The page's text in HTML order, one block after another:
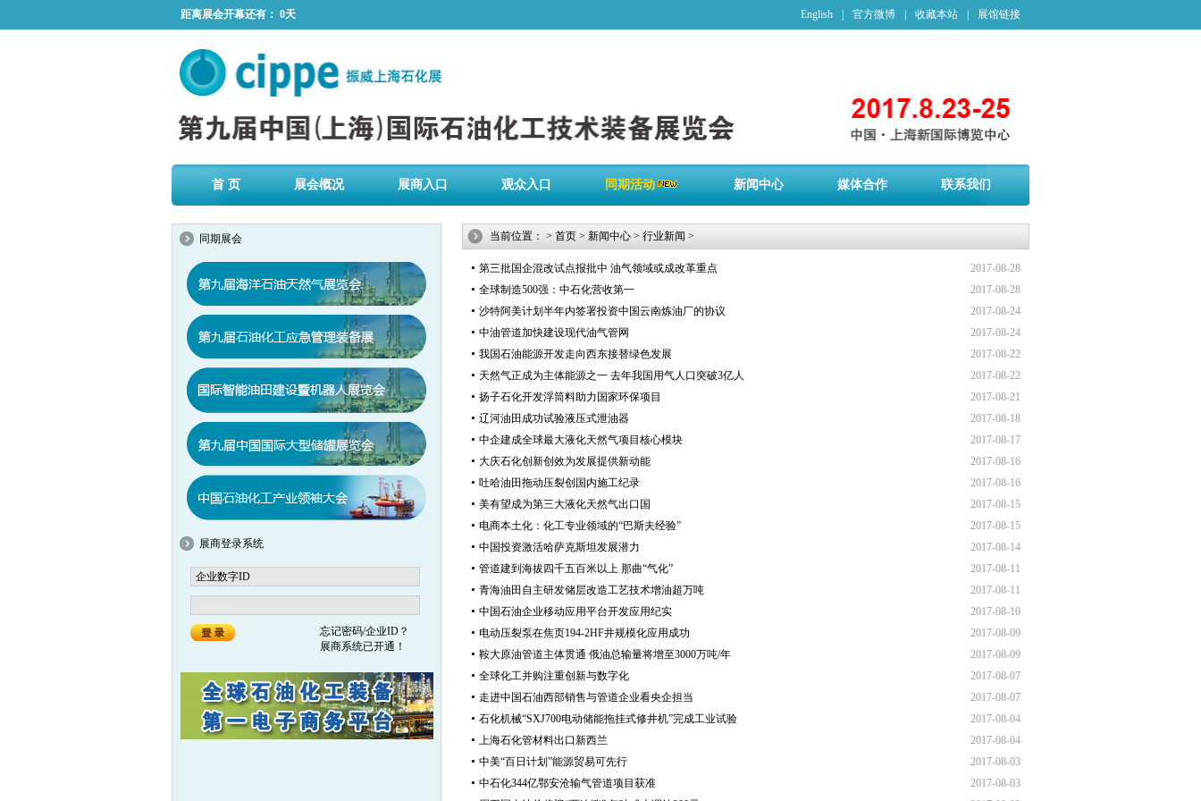
距离展会开幕还有： 0天 English 官方微博 收藏本站 展馆链接
首 页 展会概况 展商入口 观众入口 同期活动 新闻中心 媒体合作 联系我们
同期展会
展商登录系统
忘记密码/企业ID？
展商系统已开通！
当前位置： > 首页 > 新闻中心 > 行业新闻 >
• 第三批国企混改试点报批中 油气领域或成改革重点 2017-08-28
• 全球制造500强：中石化营收第一 2017-08-28
• 沙特阿美计划半年内签署投资中国云南炼油厂的协议 2017-08-24
• 中油管道加快建设现代油气管网 2017-08-24
• 我国石油能源开发走向西东接替绿色发展 2017-08-22
• 天然气正成为主体能源之一 去年我国用气人口突破3亿人 2017-08-22
• 扬子石化开发浮筒料助力国家环保项目 2017-08-21
• 辽河油田成功试验液压式泄油器 2017-08-18
• 中企建成全球最大液化天然气项目核心模块 2017-08-17
• 大庆石化创新创效为发展提供新动能 2017-08-16
• 吐哈油田拖动压裂创国内施工纪录 2017-08-16
• 美有望成为第三大液化天然气出口国 2017-08-15
• 电商本土化：化工专业领域的“巴斯夫经验” 2017-08-15
• 中国投资激活哈萨克斯坦发展潜力 2017-08-14
• 管道建到海拔四千五百米以上 那曲“气化” 2017-08-11
• 青海油田自主研发储层改造工艺技术增油超万吨 2017-08-11
• 中国石油企业移动应用平台开发应用纪实 2017-08-10
• 电动压裂泵在焦页194-2HF井规模化应用成功 2017-08-09
• 鞍大原油管道主体贯通 俄油总输量将增至3000万吨/年 2017-08-09
• 全球化工并购注重创新与数字化 2017-08-07
• 走进中国石油西部销售与管道企业看央企担当 2017-08-07
• 石化机械“SXJ700电动储能拖挂式修井机”完成工业试验 2017-08-04
• 上海石化管材料出口新西兰 2017-08-04
• 中美“百日计划”能源贸易可先行 2017-08-03
• 中石化344亿鄂安沧输气管道项目获准 2017-08-03